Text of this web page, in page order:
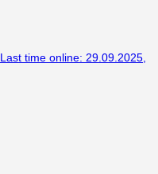
Last time online: 29.09.2025